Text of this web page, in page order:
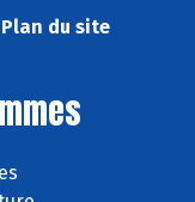
Plan du site